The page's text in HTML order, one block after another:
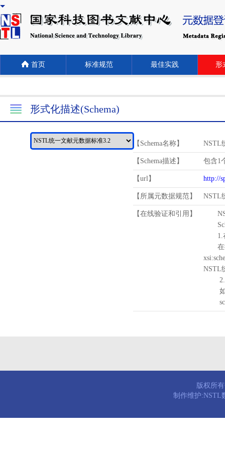
首页 标准规范 最佳实践 形
形式化描述(Schema)
【Schema名称】 NSTL
【Schema描述】 包含1
【url】 http://
【所属元数据规范】 NSTL
【在线验证和引用】
1.
在待
NSTL
2.
如需
版权所
制作维护:NSTL